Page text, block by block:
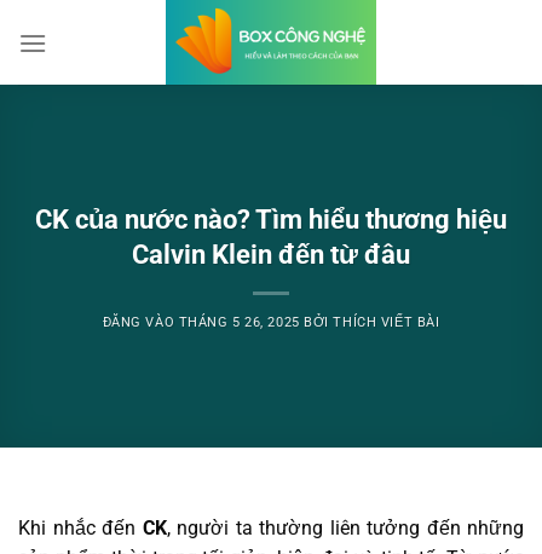
qua
CK của nước nào? Tìm hiểu thương hiệu
Calvin Klein đến từ đâu
ĐĂNG VÀO THÁNG 5 26, 2025 BỞITHÍCH VIẾT BÀI
Khi nhắc đến CK, người ta thường liên tưởng đến những